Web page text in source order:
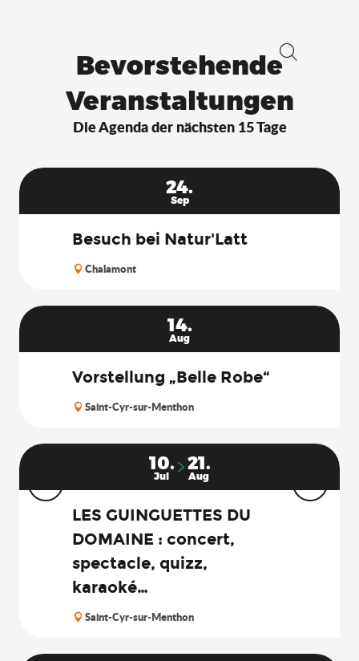
Suche
Bevorstehende
Veranstaltungen
Die Agenda der nächsten 15 Tage
24.
Sep
Besuch bei Natur'Latt
Chalamont
14.
Aug
Vorstellung „Belle Robe“
Saint-Cyr-sur-Menthon
10.
Jul
21.
Aug
LES GUINGUETTES DU
DOMAINE : concert,
spectacle, quizz,
karaoké…
Saint-Cyr-sur-Menthon